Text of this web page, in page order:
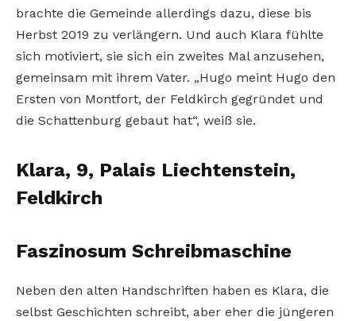
brachte die Gemeinde allerdings dazu, diese bis
Herbst 2019 zu verlängern. Und auch Klara fühlte
sich motiviert, sie sich ein zweites Mal anzusehen,
gemeinsam mit ihrem Vater. „Hugo meint Hugo den
Ersten von Montfort, der Feldkirch gegründet und
die Schattenburg gebaut hat“, weiß sie.
Klara, 9, Palais Liechtenstein,
Feldkirch
Faszinosum Schreibmaschine
Neben den alten Handschriften haben es Klara, die
selbst Geschichten schreibt, aber eher die jüngeren